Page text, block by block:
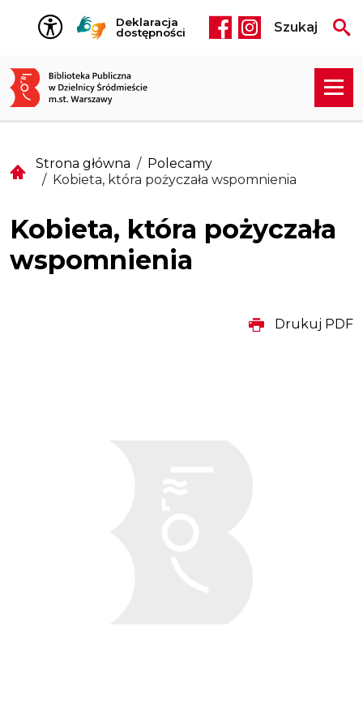
Przejdź do treści
Deklaracja
dostępności
Social media
Szukaj
Strona główna
Polecamy
Kobieta, która pożyczała wspomnienia
Kobieta, która pożyczała
wspomnienia
Drukuj PDF